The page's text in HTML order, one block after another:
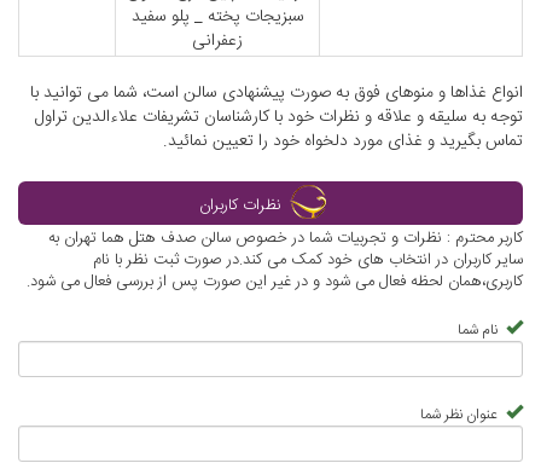
سبزیجات پخته _ پلو سفید
زعفرانی
انواع غذاها و منوهای فوق به صورت پیشنهادی سالن است، شما می توانید با
توجه به سلیقه و علاقه و نظرات خود با کارشناسان تشریفات علاءالدین تراول
تماس بگیرید و غذای مورد دلخواه خود را تعیین نمائید.
نظرات کاربران
کاربر محترم : نظرات و تجربیات شما در خصوص سالن صدف هتل هما تهران به
سایر کاربران در انتخاب های خود کمک می کند.در صورت ثبت نظر با نام
کاربری،همان لحظه فعال می شود و در غیر این صورت پس از بررسی فعال می شود.
نام شما
عنوان نظر شما